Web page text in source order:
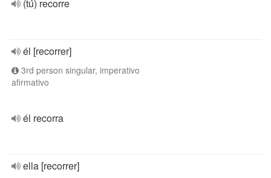
(tú) recorre
él [recorrer]
3rd person singular, imperativo
afirmativo
él recorra
ella [recorrer]